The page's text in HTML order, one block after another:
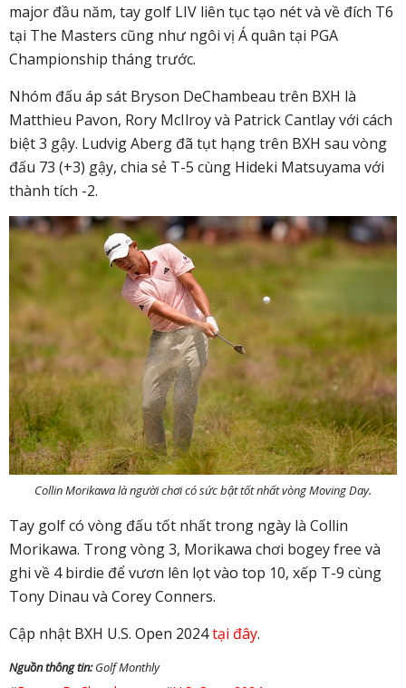
major đầu năm, tay golf LIV liên tục tạo nét và về đích T6
tại The Masters cũng như ngôi vị Á quân tại PGA
Championship tháng trước.
Nhóm đấu áp sát Bryson DeChambeau trên BXH là
Matthieu Pavon, Rory McIlroy và Patrick Cantlay với cách
biệt 3 gậy. Ludvig Aberg đã tụt hạng trên BXH sau vòng
đấu 73 (+3) gậy, chia sẻ T-5 cùng Hideki Matsuyama với
thành tích -2.
Collin Morikawa là người chơi có sức bật tốt nhất vòng Moving Day.
Tay golf có vòng đấu tốt nhất trong ngày là Collin
Morikawa. Trong vòng 3, Morikawa chơi bogey free và
ghi về 4 birdie để vươn lên lọt vào top 10, xếp T-9 cùng
Tony Dinau và Corey Conners.
Cập nhật BXH U.S. Open 2024tại đây.
Nguồn thông tin:Golf Monthly